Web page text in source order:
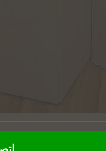
© حقوق النشر 2026. جميع الحقوق محفوظة.